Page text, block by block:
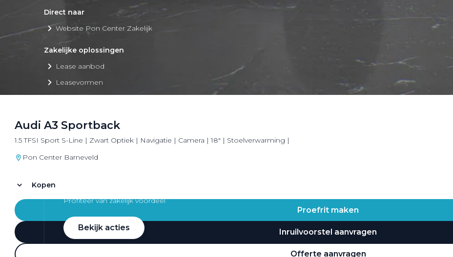
Direct naar
Website Pon Center Zakelijk
Zakelijke oplossingen
Lease aanbod
Leasevormen
Lease a Bike
Profiteer van zakelijk voordeel
Bekijk acties
Audi A3 Sportback
1.5 TFSI Sport S-Line | Zwart Optiek | Navigatie | Camera | 18" | Stoelverwarming |
Pon Center Barneveld
Kopen
Proefrit maken
Inruilvoorstel aanvragen
Offerte aanvragen